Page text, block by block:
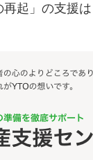
起」の支援